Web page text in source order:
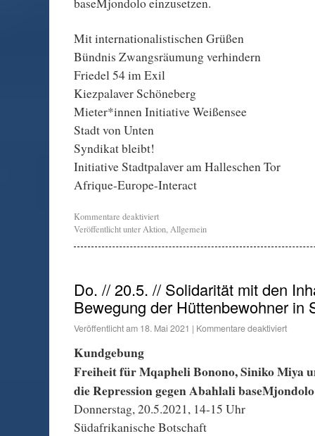
Mit internationalistischen Grüßen
Bündnis Zwangsräumung verhindern
Friedel 54 im Exil
Kiezpalaver Schöneberg
Mieter*innen Initiative Weißensee
Stadt von Unten
Syndikat bleibt!
Initiative Stadtpalaver am Halleschen Tor
Afrique-Europe-Interact
Kommentare deaktiviert
Veröffentlicht unterAktion,Allgemein
Do. // 20.5. // Solidarität mit den
Bewegung der Hüttenbewohner in
Veröffentlicht am 18. Mai 2021 | Kommentare deaktiviert
Kundgebung
Freiheit für Mqapheli Bonono, Siniko Miya
die Repression gegen Abahlali
Donnerstag, 20.5.2021, 14-15 Uhr
Südafrikanische Botschaft